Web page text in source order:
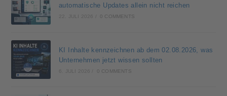
automatische Updates allein nicht reichen
22. JULI 2026 0 COMMENTS
KI Inhalte kennzeichnen ab dem 02.08.2026, was
Unternehmen jetzt wissen sollten
6. JULI 2026 0 COMMENTS